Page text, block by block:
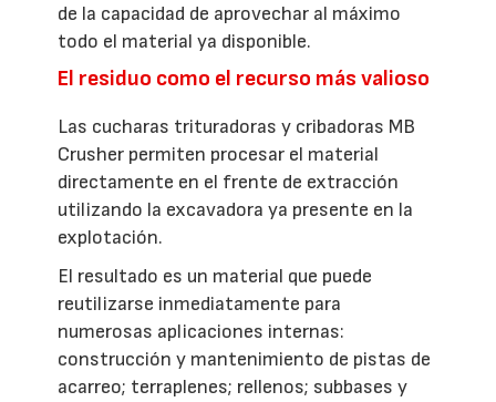
de la capacidad de aprovechar al máximo
todo el material ya disponible.
El residuo como el recurso más valioso
Las cucharas trituradoras y cribadoras MB
Crusher permiten procesar el material
directamente en el frente de extracción
utilizando la excavadora ya presente en la
explotación.
El resultado es un material que puede
reutilizarse inmediatamente para
numerosas aplicaciones internas:
construcción y mantenimiento de pistas de
acarreo; terraplenes; rellenos; subbases y